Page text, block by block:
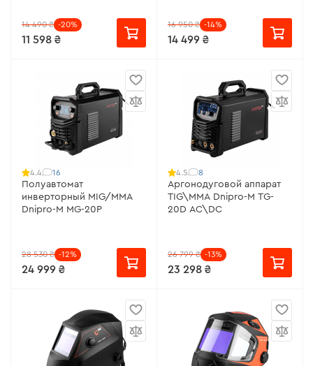
14 490 ₴ -20%
11 598 ₴
16 950 ₴ -14%
14 499 ₴
4.4 16
Полуавтомат
инверторный MIG/MMA
Dnipro-M MG-20P
28 530 ₴ -12%
24 999 ₴
4.5 8
Аргонодуговой аппарат
TIG\MMA Dnipro-M TG-
20D AC\DC
26 799 ₴ -13%
23 298 ₴